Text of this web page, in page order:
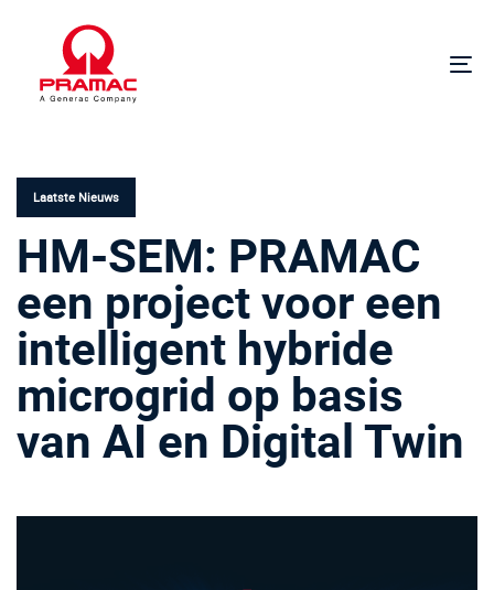
overslaan
hoofdnavigatie
inhoudLaatste Nieuws
HM-SEM: PRAMAC
een project voor een
intelligent hybride
microgrid op basis
van AI en Digital Twin